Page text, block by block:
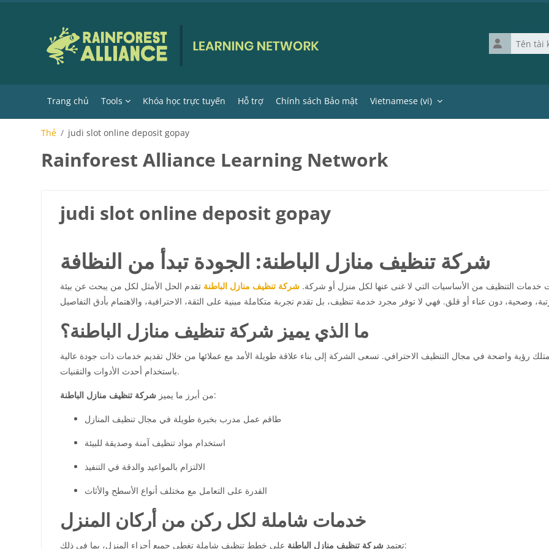
Tên tài khoản
Trang chủ Tools Khóa học trực tuyến Hỗ trợ Chính sách Bảo mật Vietnamese ‎(vi)‎
Thẻ judi slot online deposit gopay
Rainforest Alliance Learning Network
judi slot online deposit gopay
شركة تنظيف منازل الباطنة: الجودة تبدأ من النظافة
خدمات التنظيف من الأساسيات التي لا غنى عنها لكل منزل أو شركة. شركة تنظيف منازل الباطنة تقدم الحل الأمثل لكل من يبحث عن بيئة
ما الذي يميز شركة تنظيف منازل الباطنة؟
رؤية واضحة في مجال التنظيف الاحترافي. تسعى الشركة إلى بناء علاقة طويلة الأمد مع عملائها من خلال تقديم خدمات ذات جودة عالية
باستخدام أحدث الأدوات والتقنيات.
من أبرز ما يميز شركة تنظيف منازل الباطنة :
طاقم عمل مدرب بخبرة طويلة في مجال تنظيف المنازل
استخدام مواد تنظيف آمنة وصديقة للبيئة
الالتزام بالمواعيد والدقة في التنفيذ
القدرة على التعامل مع مختلف أنواع الأسطح والأثاث
خدمات شاملة لكل ركن من أركان المنزل
تعتمد شركة تنظيف منازل الباطنة على خطط تنظيف شاملة تغطي جميع أجزاء المنزل، بما في ذلك: